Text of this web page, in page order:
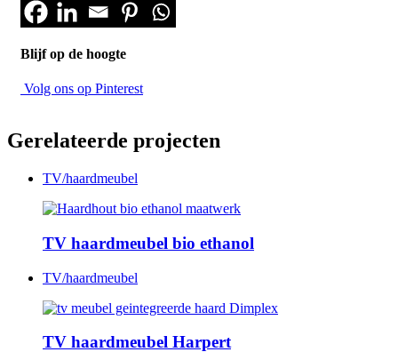
Blijf op de hoogte
Volg ons op Pinterest
Gerelateerde projecten
TV/haardmeubel
TV haardmeubel bio ethanol
TV/haardmeubel
TV haardmeubel Harpert